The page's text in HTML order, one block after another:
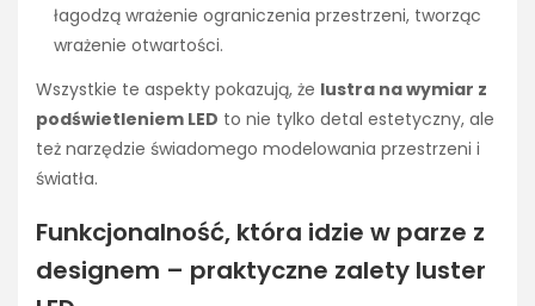
łagodzą wrażenie ograniczenia przestrzeni, tworząc
wrażenie otwartości.
Wszystkie te aspekty pokazują, że lustra na wymiar z
podświetleniem LED to nie tylko detal estetyczny, ale
też narzędzie świadomego modelowania przestrzeni i
światła.
Funkcjonalność, która idzie w parze z
designem – praktyczne zalety luster